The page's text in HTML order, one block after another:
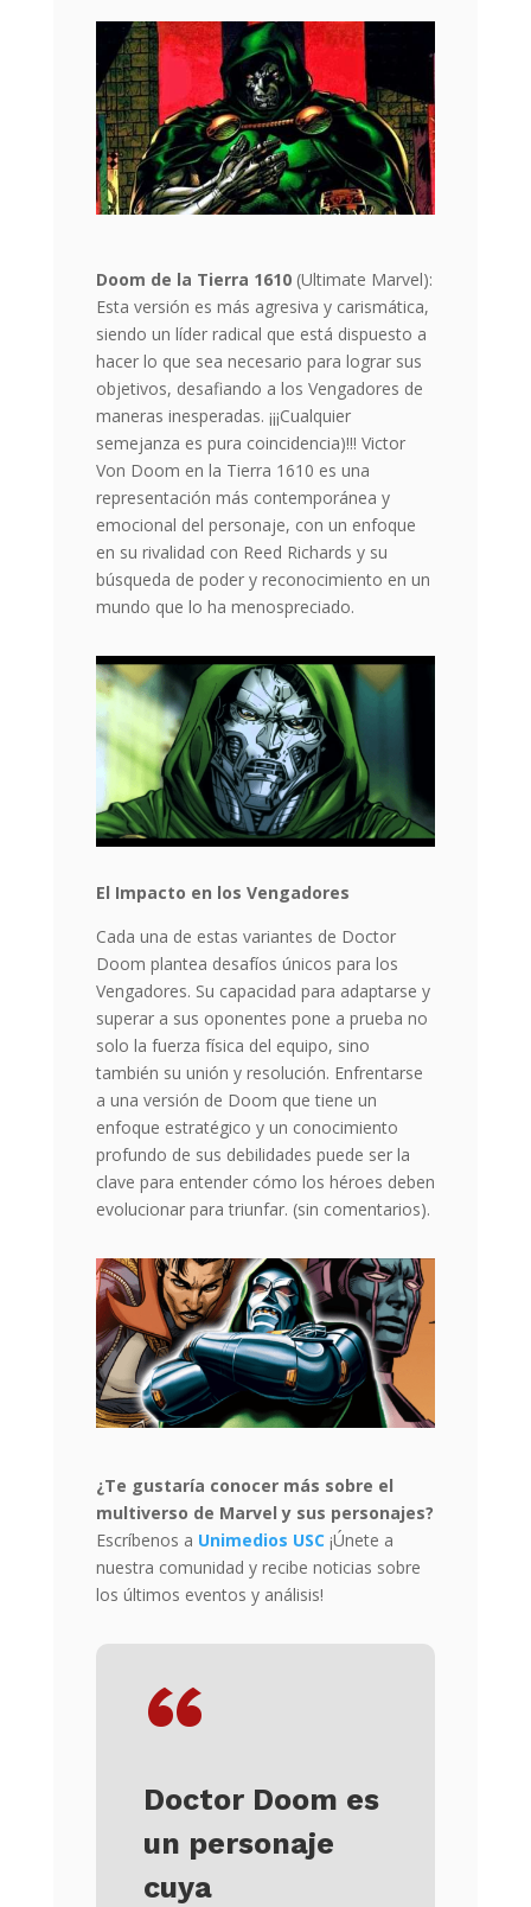
Doom de la Tierra 1610(Ultimate Marvel):
Esta versión es más agresiva y carismática,
siendo un líder radical que está dispuesto a
hacer lo que sea necesario para lograr sus
objetivos, desafiando a los Vengadores de
maneras inesperadas. ¡¡¡Cualquier
semejanza es pura coincidencia)!!! Victor
Von Doom en la Tierra 1610 es una
representación más contemporánea y
emocional del personaje, con un enfoque
en su rivalidad con Reed Richards y su
búsqueda de poder y reconocimiento en un
mundo que lo ha menospreciado.
El Impacto en los Vengadores
Cada una de estas variantes de Doctor
Doom plantea desafíos únicos para los
Vengadores. Su capacidad para adaptarse y
superar a sus oponentes pone a prueba no
solo la fuerza física del equipo, sino
también su unión y resolución. Enfrentarse
a una versión de Doom que tiene un
enfoque estratégico y un conocimiento
profundo de sus debilidades puede ser la
clave para entender cómo los héroes deben
evolucionar para triunfar. (sin comentarios).
¿Te gustaría conocer más sobre el
multiverso de Marvel y sus personajes?
Escríbenos a Unimedios USC¡Únete a
nuestra comunidad y recibe noticias sobre
los últimos eventos y análisis!
“
Doctor Doom es
un personaje
cuya